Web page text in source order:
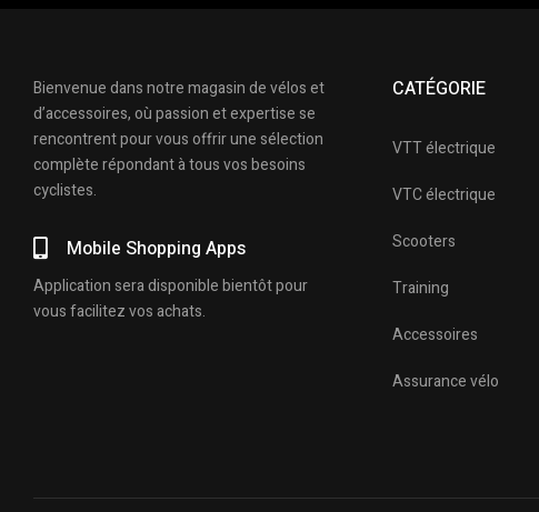
Bienvenue dans notre magasin de vélos et
d’accessoires, où passion et expertise se
rencontrent pour vous offrir une sélection
complète répondant à tous vos besoins
cyclistes.
Mobile Shopping Apps
Application sera disponible bientôt pour
vous facilitez vos achats.
CATÉGORIE
VTT électrique
VTC électrique
Scooters
Training
Accessoires
Assurance vélo